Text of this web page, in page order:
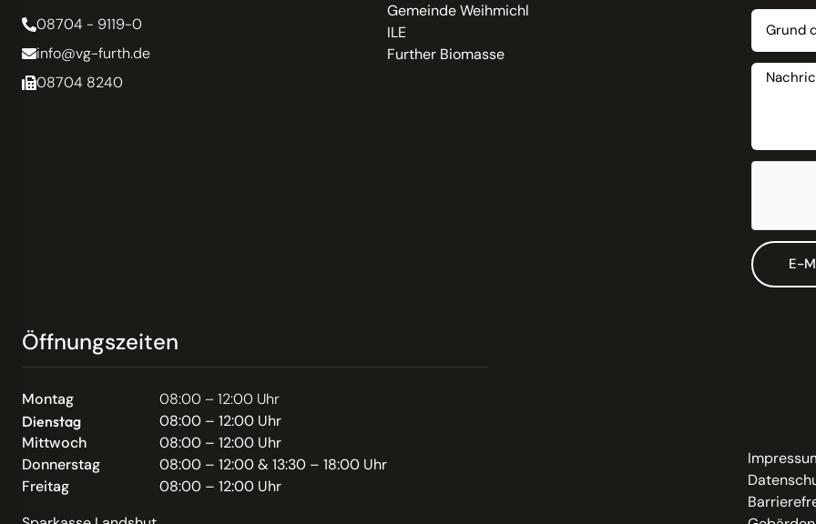
08704 - 9119-0
info@vg-furth.de
08704 8240
Gemeinde Weihmichl
ILE
Further Biomasse
E-
Öffnungszeiten
Montag 08:00 – 12:00 Uhr
Dienstag
08:00 – 12:00 Uhr
Mittwoch
08:00 – 12:00 Uhr
Donnerstag
08:00 – 12:00 & 13:30 – 18:00 Uhr
Freitag
08:00 – 12:00 Uhr